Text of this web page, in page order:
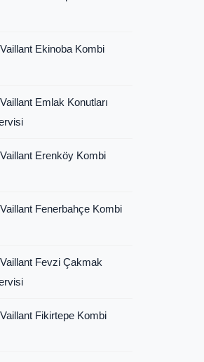
Ekinoba Kombi
Emlak Konutları
Erenköy Kombi
Fenerbahçe Kombi
Fevzi Çakmak
Fikirtepe Kombi